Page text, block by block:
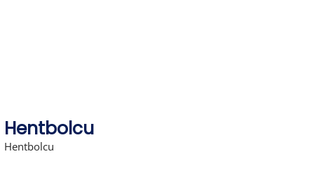
Hentbolcu
Hentbolcu